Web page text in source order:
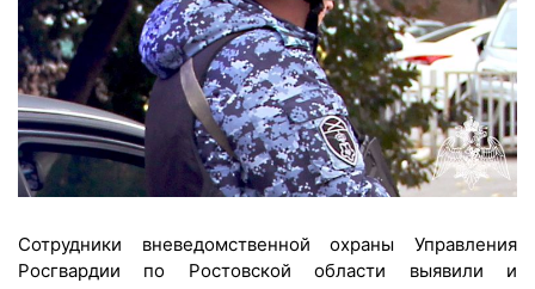
Сотрудники вневедомственной охраны Управления
Росгвардии по Ростовской области выявили и